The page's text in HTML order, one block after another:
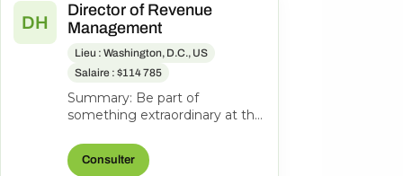
DH
Director of Revenue
Management
Lieu : Washington, D.C., US
Salaire : $114 785
Summary: Be part of
something extraordinary at the
Regency Washington on
Capitol Hill-an iconi...
Consulter